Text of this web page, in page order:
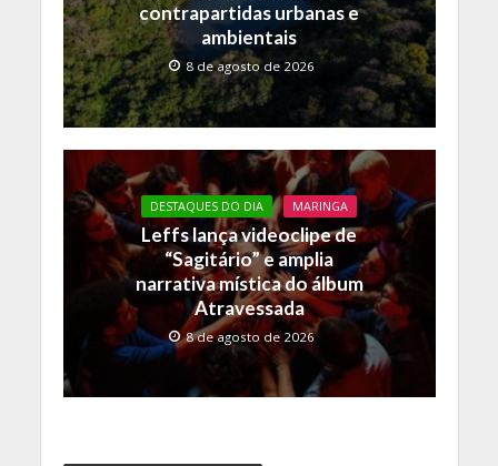
contrapartidas urbanas e
ambientais
8 de agosto de 2026
DESTAQUES DO DIA MARINGA
Leffs lança videoclipe de
“Sagitário” e amplia
narrativa mística do álbum
Atravessada
8 de agosto de 2026